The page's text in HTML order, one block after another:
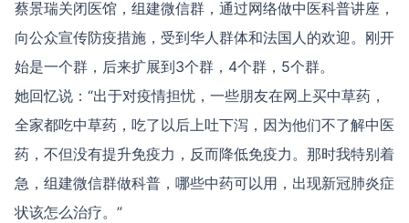
蔡景瑞关闭医馆，组建微信群，通过网络做中医科普讲座，
向公众宣传防疫措施，受到华人群体和法国人的欢迎。刚开
始是一个群，后来扩展到3个群，4个群，5个群。
她回忆说：“出于对疫情担忧，一些朋友在网上买中草药，
全家都吃中草药，吃了以后上吐下泻，因为他们不了解中医
药，不但没有提升免疫力，反而降低免疫力。那时我特别着
急，组建微信群做科普，哪些中药可以用，出现新冠肺炎症
状该怎么治疗。”